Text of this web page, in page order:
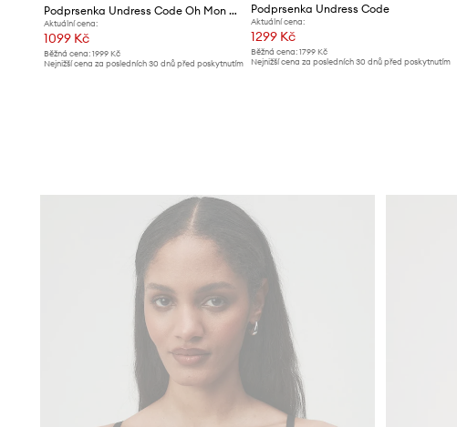
Podprsenka Undress Code Oh Mon Dieu Bra
Aktuální cena:
1099 Kč
Běžná cena: 1999 Kč
Nejnižší cena za posledních 30 dnů před poskytnutím
Podprsenka Undress Code
Aktuální cena:
1299 Kč
Běžná cena:1799 Kč
Nejnižší cena za posledních 30 dnů před poskytnutím